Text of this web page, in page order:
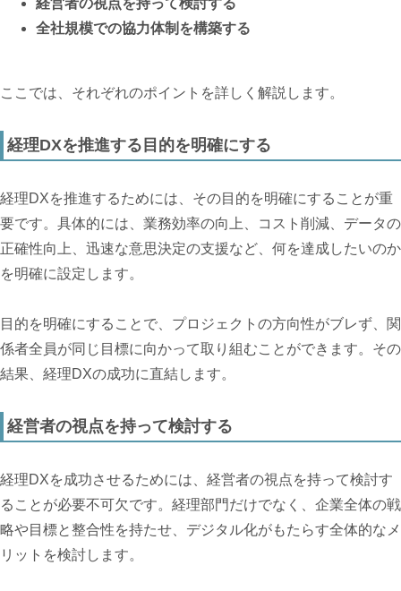
経営者の視点を持って検討する
全社規模での協力体制を構築する
ここでは、それぞれのポイントを詳しく解説します。
経理DXを推進する目的を明確にする
経理DXを推進するためには、その目的を明確にすることが重
要です。具体的には、業務効率の向上、コスト削減、データの
正確性向上、迅速な意思決定の支援など、何を達成したいのか
を明確に設定します。
目的を明確にすることで、プロジェクトの方向性がブレず、関
係者全員が同じ目標に向かって取り組むことができます。その
結果、経理DXの成功に直結します。
経営者の視点を持って検討する
経理DXを成功させるためには、経営者の視点を持って検討す
ることが必要不可欠です。経理部門だけでなく、企業全体の戦
略や目標と整合性を持たせ、デジタル化がもたらす全体的なメ
リットを検討します。